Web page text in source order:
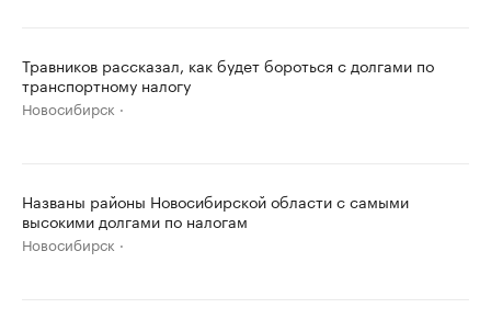
Травников рассказал, как будет бороться с долгами по
транспортному налогу
Новосибирск
Названы районы Новосибирской области с самыми
высокими долгами по налогам
Новосибирск